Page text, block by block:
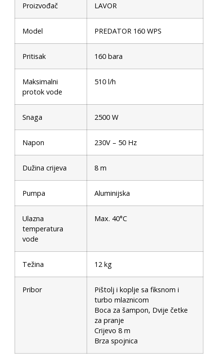
Proizvođač LAVOR
Model PREDATOR 160 WPS
Pritisak 160 bara
Maksimalni
protok vode
510 l/h
Snaga 2500 W
Napon 230V – 50 Hz
Dužina crijeva 8 m
Pumpa Aluminijska
Ulazna
temperatura
vode
Max. 40°C
Težina 12 kg
Pribor
Pištolj i koplje sa fiksnom i
turbo mlaznicom
Boca za šampon, Dvije četke
za pranje
Crijevo 8 m
Brza spojnica